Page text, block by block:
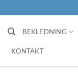
BEKLEDNING
KONTAKT